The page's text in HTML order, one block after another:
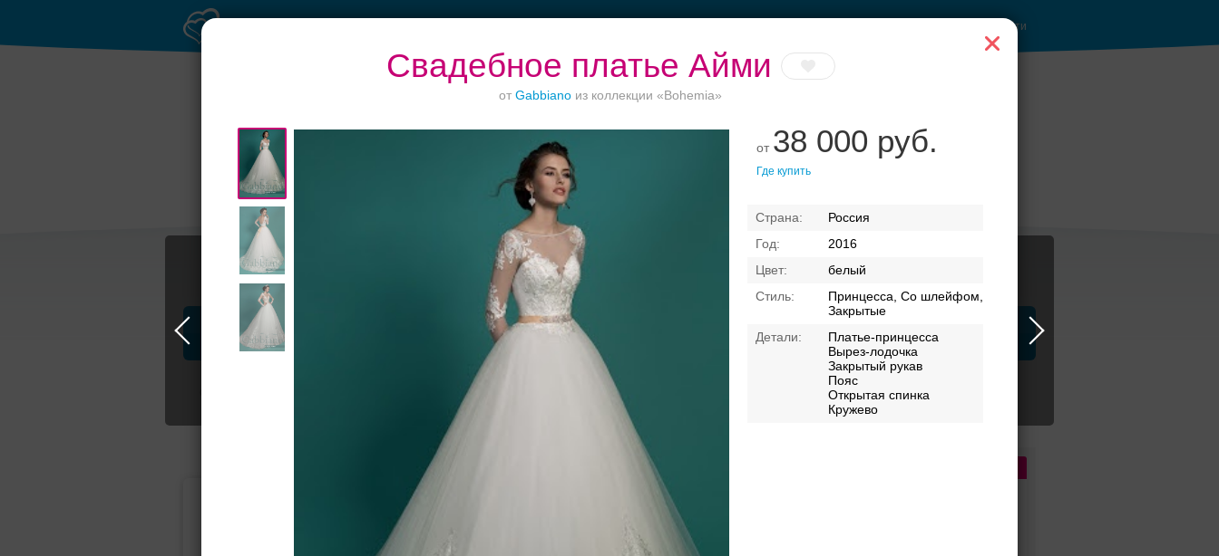
Свадебное платье Айми
от Gabbiano из коллекции «Bohemia»
от 38 000 руб.
Где купить
Россия
2016
белый
Принцесса, Со шлейфом,
Закрытые
Платье-принцесса
Вырез-лодочка
Закрытый рукав
Пояс
Открытая спинка
Кружево
Войти
торжество в центре
Торжества за
городом
отеле
Рестораны с
Профессионалы и услуги Свадебные платья Банкет Кольца ЗАГСы
Подбор свадебного платья